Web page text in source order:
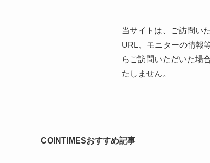
当サイトは、ご訪問い
URL、モニターの情報
らご訪問いただいた場
たしません。
COINTIMESおすすめ記事